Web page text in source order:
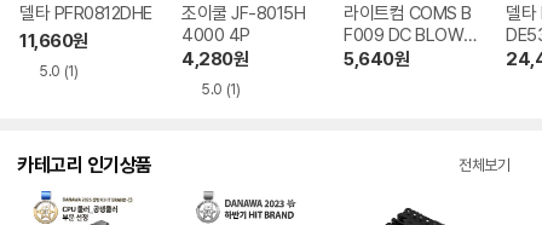
델타 PFR0812DHE
11,660원
5.0 (1)
조이쿨 JF-8015H
4000 4P
4,280원
5.0 (1)
라이트컴 COMS B
F009 DC BLOWE
R FAN
5,640원
델
카테고리 인기상품 전체보기